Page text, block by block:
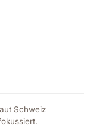
Schweiz